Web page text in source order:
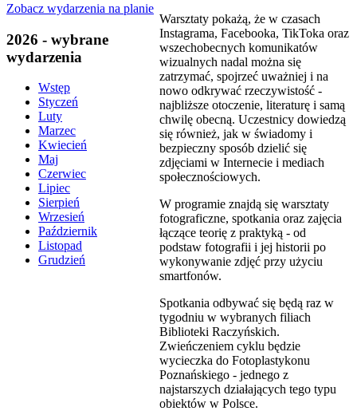
Zobacz wydarzenia na planie
2026 - wybrane
wydarzenia
Wstęp
Styczeń
Luty
Marzec
Kwiecień
Maj
Czerwiec
Lipiec
Sierpień
Wrzesień
Październik
Listopad
Grudzień
Warsztaty pokażą, że w czasach
Instagrama, Facebooka, TikToka oraz
wszechobecnych komunikatów
wizualnych nadal można się
zatrzymać, spojrzeć uważniej i na
nowo odkrywać rzeczywistość -
najbliższe otoczenie, literaturę i samą
chwilę obecną. Uczestnicy dowiedzą
się również, jak w świadomy i
bezpieczny sposób dzielić się
zdjęciami w Internecie i mediach
społecznościowych.
W programie znajdą się warsztaty
fotograficzne, spotkania oraz zajęcia
łączące teorię z praktyką - od
podstaw fotografii i jej historii po
wykonywanie zdjęć przy użyciu
smartfonów.
Spotkania odbywać się będą raz w
tygodniu w wybranych filiach
Biblioteki Raczyńskich.
Zwieńczeniem cyklu będzie
wycieczka do Fotoplastykonu
Poznańskiego - jednego z
najstarszych działających tego typu
obiektów w Polsce.